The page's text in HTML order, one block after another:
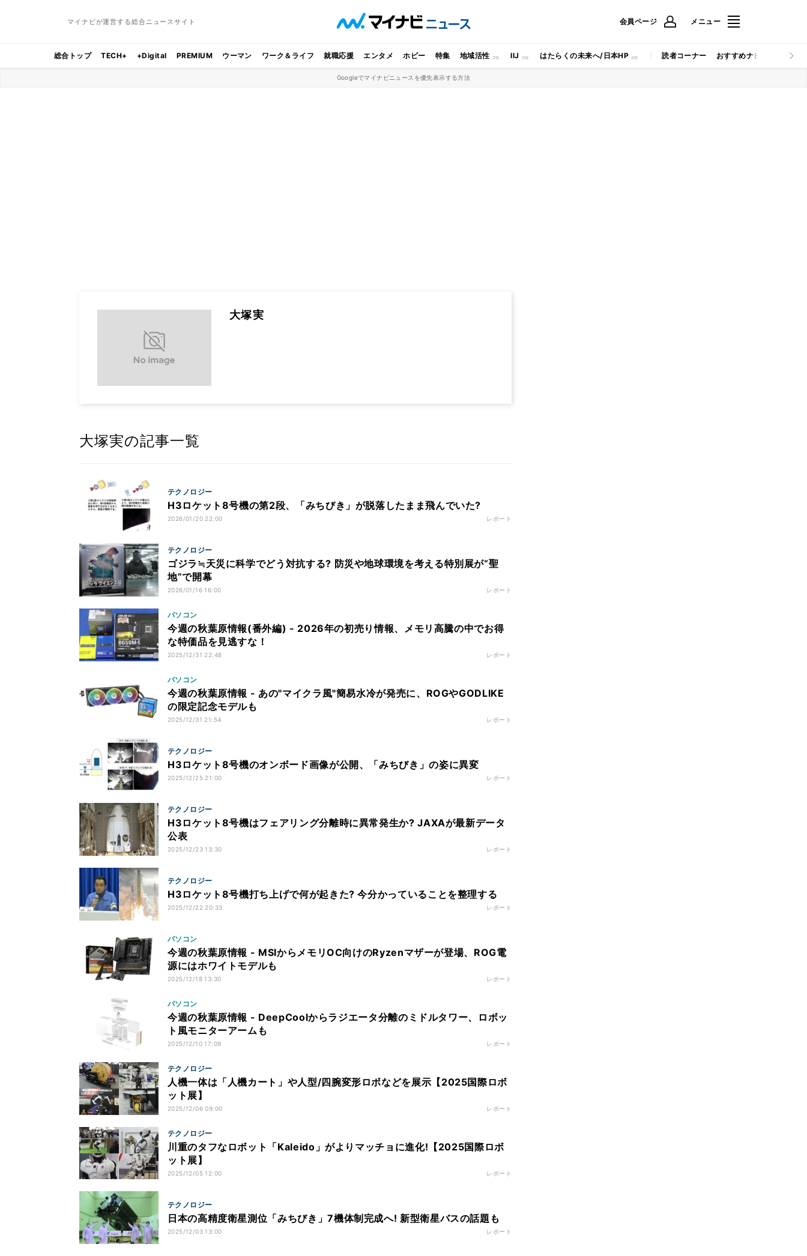
マイナビが運営する総合ニュースサイト 会員ページ メニュー
総合トップ TECH+ +Digital PREMIUM ウーマン ワーク＆ライフ 就職応援 エンタメ ホビー 特集 地域活性 IIJ はたらくの未来へ/日本HP 読者コーナー おすすめナビ マイナビ
Googleでマイナビニュースを優先表示する方法
大塚実
大塚実の記事一覧
テクノロジー
H3ロケット8号機の第2段、「みちびき」が脱落したまま飛んでいた?
2026/01/20 22:00 レポート
テクノロジー
ゴジラ≒天災に科学でどう対抗する? 防災や地球環境を考える特別展が“聖
地”で開幕
2026/01/16 16:00 レポート
パソコン
今週の秋葉原情報(番外編) - 2026年の初売り情報、メモリ高騰の中でお得
な特価品を見逃すな！
2025/12/31 22:48 レポート
パソコン
今週の秋葉原情報 - あの"マイクラ風"簡易水冷が発売に、ROGやGODLIKE
の限定記念モデルも
2025/12/31 21:54 レポート
テクノロジー
H3ロケット8号機のオンボード画像が公開、「みちびき」の姿に異変
2025/12/25 21:00 レポート
テクノロジー
H3ロケット8号機はフェアリング分離時に異常発生か? JAXAが最新データ
公表
2025/12/23 13:30 レポート
テクノロジー
H3ロケット8号機打ち上げで何が起きた? 今分かっていることを整理する
2025/12/22 20:33 レポート
パソコン
今週の秋葉原情報 - MSIからメモリOC向けのRyzenマザーが登場、ROG電
源にはホワイトモデルも
2025/12/18 13:30 レポート
パソコン
今週の秋葉原情報 - DeepCoolからラジエータ分離のミドルタワー、ロボッ
ト風モニターアームも
2025/12/10 17:09 レポート
テクノロジー
人機一体は「人機カート」や人型/四腕変形ロボなどを展示【2025国際ロボ
ット展】
2025/12/06 09:00 レポート
テクノロジー
川重のタフなロボット「Kaleido」がよりマッチョに進化!【2025国際ロボ
ット展】
2025/12/05 12:00 レポート
テクノロジー
日本の高精度衛星測位「みちびき」7機体制完成へ! 新型衛星バスの話題も
2025/12/03 13:00 レポート